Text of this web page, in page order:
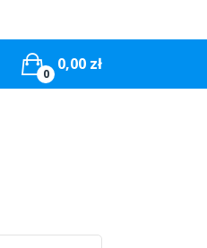
0
0,00 zł